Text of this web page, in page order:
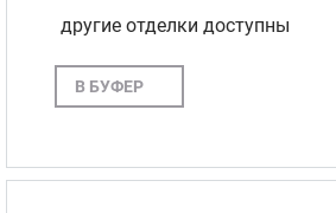
другие отделки доступны
В БУФЕР